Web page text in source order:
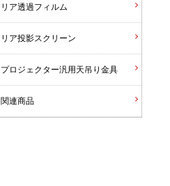
リア透過フィルム
リア投影スクリーン
プロジェクター汎用天吊り金具
関連商品